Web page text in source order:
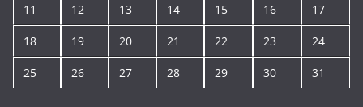
11 12 13 14 15 16 17
18 19 20 21 22 23 24
25 26 27 28 29 30 31